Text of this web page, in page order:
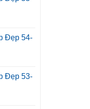
Đẹp 54-
Đẹp 53-